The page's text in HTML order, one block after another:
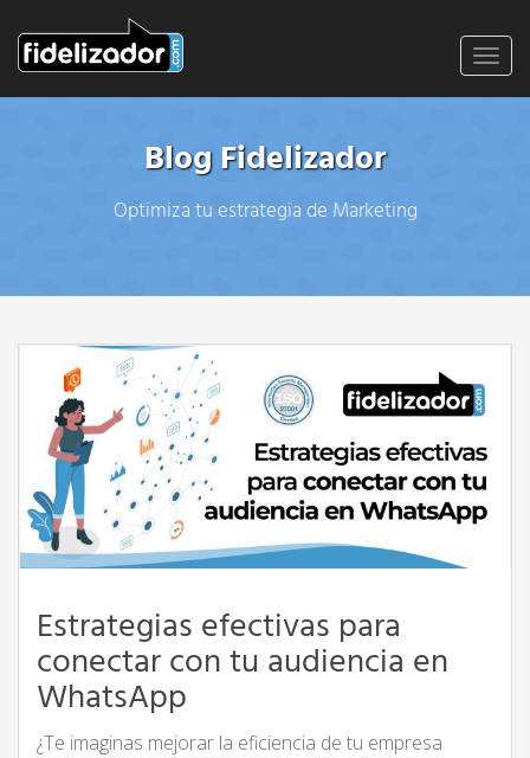
Blog Fidelizador
Optimiza tu estrategia de Marketing
Estrategias efectivas para
conectar con tu audiencia en
WhatsApp
¿Te imaginas mejorar la eficiencia de tu empresa